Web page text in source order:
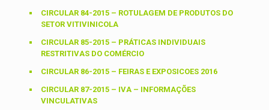
CIRCULAR 84-2015 – ROTULAGEM DE PRODUTOS DO
SETOR VITIVINICOLA
CIRCULAR 85-2015 – PRÁTICAS INDIVIDUAIS
RESTRITIVAS DO COMÉRCIO
CIRCULAR 86-2015 – FEIRAS E EXPOSICOES 2016
CIRCULAR 87-2015 – IVA – INFORMAÇÕES
VINCULATIVAS